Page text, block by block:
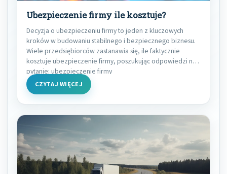
Ubezpieczenie firmy ile kosztuje?
Decyzja o ubezpieczeniu firmy to jeden z kluczowych
kroków w budowaniu stabilnego i bezpiecznego biznesu.
Wiele przedsiębiorców zastanawia się, ile faktycznie
kosztuje ubezpieczenie firmy, poszukując odpowiedzi na
pytanie: ubezpieczenie firmy
CZYTAJ WIĘCEJ